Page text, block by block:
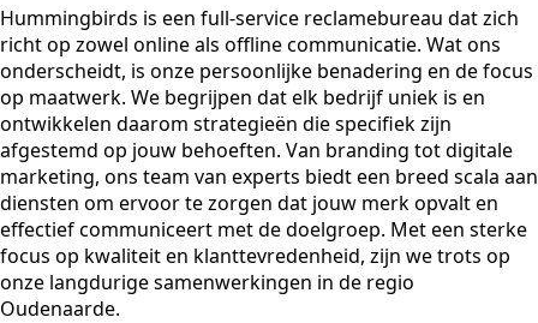
Hummingbirds is een full-service reclamebureau dat zich
richt op zowel online als offline communicatie. Wat ons
onderscheidt, is onze persoonlijke benadering en de focus
op maatwerk. We begrijpen dat elk bedrijf uniek is en
ontwikkelen daarom strategieën die specifiek zijn
afgestemd op jouw behoeften. Van branding tot digitale
marketing, ons team van experts biedt een breed scala aan
diensten om ervoor te zorgen dat jouw merk opvalt en
effectief communiceert met de doelgroep. Met een sterke
focus op kwaliteit en klanttevredenheid, zijn we trots op
onze langdurige samenwerkingen in de regio
Oudenaarde.